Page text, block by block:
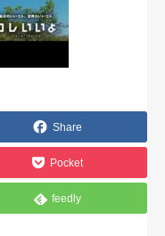
Share
Pocket
feedly